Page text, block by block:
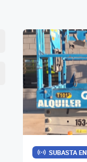
SUBASTA